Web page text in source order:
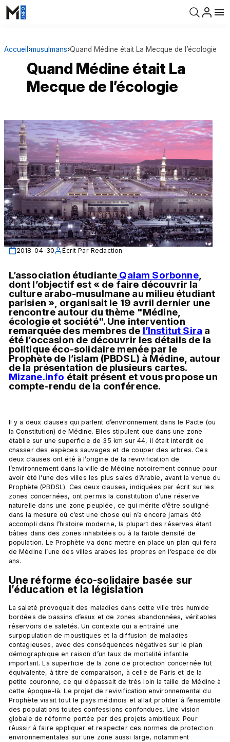
Accueil ›musulmans›Quand Médine était La Mecque de l’écologie
Quand Médine était La
Mecque de l’écologie
2018-04-30 Écrit Par Redaction
L’association étudiante Qalam Sorbonne,
dont l’objectif est « de faire découvrir la
culture arabo-musulmane au milieu étudiant
parisien », organisait le 19 avril dernier une
rencontre autour du thème "Médine,
écologie et société". Une intervention
remarquée des membres de l’Institut Sira a
été l’occasion de découvrir les détails de la
politique éco-solidaire menée par le
Prophète de l’islam (PBDSL) à Médine, autour
de la présentation de plusieurs cartes.
Mizane.info était présent et vous propose un
compte-rendu de la conférence.
Il y a deux clauses qui parlent d’environnement dans le Pacte (ou
la Constitution) de Médine. Elles stipulent que dans une zone
établie sur une superficie de 35 km sur 44, il était interdit de
chasser des espèces sauvages et de couper des arbres. Ces
deux clauses ont été à l’origine de la revivification de
l’environnement dans la ville de Médine notoirement connue pour
avoir été l’une des villes les plus sales d’Arabie, avant la venue du
Prophète (PBDSL). Ces deux clauses, indiquées par écrit sur les
zones concernées, ont permis la constitution d’une réserve
naturelle dans une zone peuplée, ce qui mérite d’être souligné
dans la mesure où c’est une chose qui n’a encore jamais été
accompli dans l’histoire moderne, la plupart des réserves étant
bâties dans des zones inhabitées ou à la faible densité de
population. Le Prophète va donc mettre en place un plan qui fera
de Médine l’une des villes arabes les propres en l’espace de dix
Une réforme éco-solidaire basée sur
l’éducation et la législation
La saleté provoquait des maladies dans cette ville très humide
bordées de bassins d’eaux et de zones abandonnées, véritables
réservoirs de saletés. Un contexte qui a entraîné une
surpopulation de moustiques et la diffusion de maladies
contagieuses, avec des conséquences négatives sur le plan
démographique en raison d’un taux de mortalité infantile
important. La superficie de la zone de protection concernée fut
équivalente, à titre de comparaison, à celle de Paris et de la
petite couronne, ce qui dépassait de très loin la taille de Médine à
cette époque-là. Le projet de revivification environnemental du
Prophète visait tout le pays médinois et allait profiter à l’ensemble
des populations toutes confessions confondues. Une vision
globale de réforme portée par des projets ambitieux. Pour
réussir à faire appliquer et respecter ces normes de protection
environnementales sur une zone aussi large, notamment